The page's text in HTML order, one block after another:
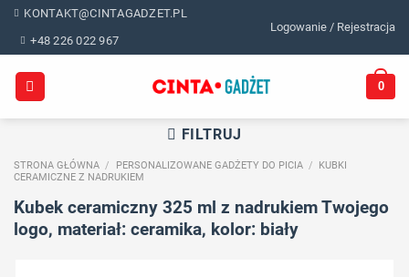
Skip
content
KONTAKT@CINTAGADZET.PL
+48 226 022 967
Logowanie / Rejestracja
0
FILTRUJ
STRONA GŁÓWNA / PERSONALIZOWANE GADŻETY DO PICIA /
KUBKI
CERAMICZNE Z NADRUKIEM
Kubek ceramiczny 325 ml z nadrukiem Twojego
logo, materiał: ceramika, kolor: biały